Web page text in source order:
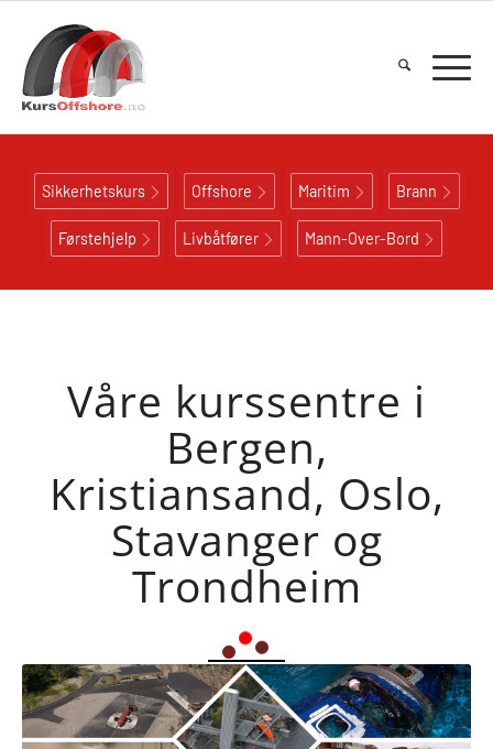
Sikkerhetskurs Offshore Maritim Brann
Førstehjelp Livbåtfører Mann-Over-Bord
Våre kurssentre i
Bergen,
Kristiansand, Oslo,
Stavanger og
Trondheim